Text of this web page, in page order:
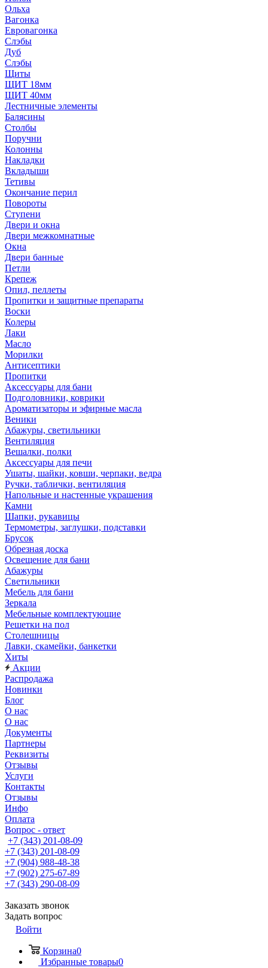
Ольха
Вагонка
Евровагонка
Слэбы
Дуб
Слэбы
Щиты
ЩИТ 18мм
ЩИТ 40мм
Лестничные элементы
Балясины
Столбы
Поручни
Колонны
Накладки
Вкладыши
Тетивы
Окончание перил
Повороты
Ступени
Двери и окна
Двери межкомнатные
Окна
Двери банные
Петли
Крепеж
Опил, пеллеты
Пропитки и защитные препараты
Воски
Колеры
Лаки
Масло
Морилки
Антисептики
Пропитки
Аксессуары для бани
Подголовники, коврики
Ароматизаторы и эфирные масла
Веники
Абажуры, светильники
Вентиляция
Вешалки, полки
Аксессуары для печи
Ушаты, шайки, ковши, черпаки, ведра
Ручки, таблички, вентиляция
Напольные и настенные украшения
Камни
Шапки, рукавицы
Термометры, заглушки, подставки
Брусок
Обрезная доска
Освещение для бани
Абажуры
Светильники
Мебель для бани
Зеркала
Мебельные комплектующие
Решетки на пол
Столешницы
Лавки, скамейки, банкетки
Хиты
Акции
Распродажа
Новинки
Блог
О нас
О нас
Документы
Партнеры
Реквизиты
Отзывы
Услуги
Контакты
Отзывы
Инфо
Оплата
Вопрос - ответ
+7 (343) 201-08-09
+7 (343) 201-08-09
+7 (904) 988-48-38
+7 (902) 275-67-89
+7 (343) 290-08-09
Заказать звонок
Задать вопрос
Войти
Корзина0
Избранные товары0